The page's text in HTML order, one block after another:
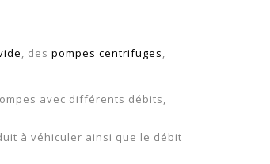
, des pompes centrifuges,
avec différents débits,
à véhiculer ainsi que le débit